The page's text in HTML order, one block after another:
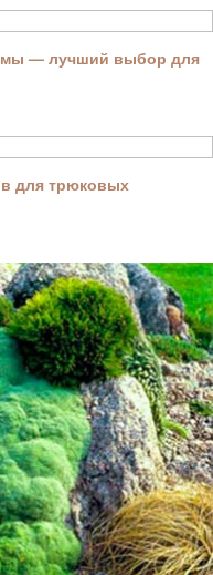
— лучший выбор для
для трюковых